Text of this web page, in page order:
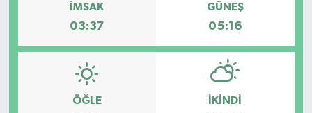
İMSAK
03:37
GÜNEŞ
05:16
ÖĞLE İKINDI
Sağlık
Sinemalar
Siyaset